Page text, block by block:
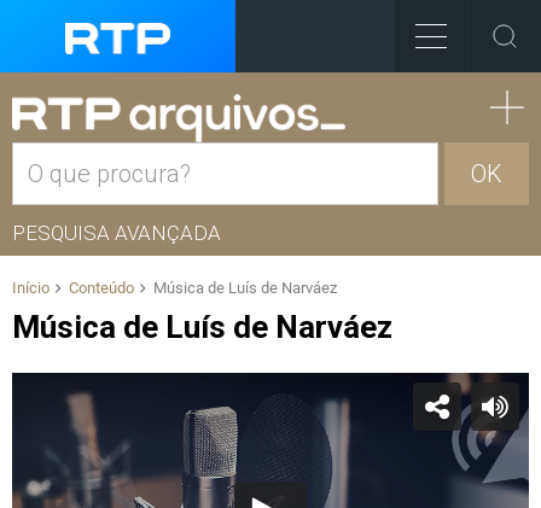
OK
PESQUISA AVANÇADA
Início Conteúdo Música de Luís de Narváez
Música de Luís de Narváez